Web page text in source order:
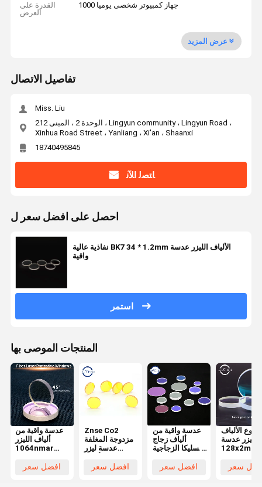
القدرة على
العرض
1000 جهاز كمبيوتر شخصى يوميا
عرض المزيد
تفاصيل الاتصال
Miss. Liu
الوحدة 2 ، المبنى 212 ، Lingyun community ، Lingyun Road ،
Xinhua Road Street ، Yanliang ، Xi'an ، Shaanxi
18740495845
ﺎﺘﺼﻟ ﺍﻶﻧ
احصل على افضل سعر ل
نفاذية عالية BK7 34 * 1.2mm الألياف الليزر عدسة
واقية
استمر
المنتجات الموصى بها
عدسة واقية من
ألياف الليزر
1064nmar
لمعدات الليزر
افضل سعر
Znse Co2
مزدوجة المغلفة
عدسة ليزر
12.7x2.5mm
نافذة دائرية
افضل سعر
عدسة واقية من
ألياف زجاج
السليكا الزجاجية
الكوارتز 1064
نانومتر
افضل سعر
نوع الألياف
الليزر عدسة
128x2mm
سعر